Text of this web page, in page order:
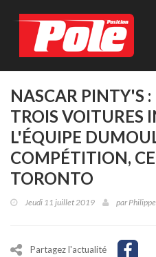
NASCAR PINTY'S
TROIS VOITURES
L'ÉQUIPE
COMPÉTITION,
TORONTO
Jeudi 11 juillet 2019 par
Partagez l'actualité